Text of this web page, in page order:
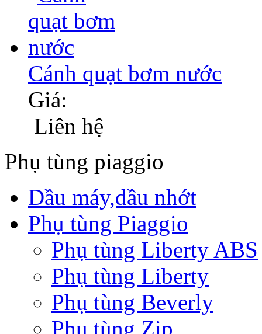
Cánh quạt bơm nước
Giá:
Liên hệ
Phụ tùng piaggio
Dầu máy,dầu nhớt
Phụ tùng Piaggio
Phụ tùng Liberty ABS
Phụ tùng Liberty
Phụ tùng Beverly
Phụ tùng Zip